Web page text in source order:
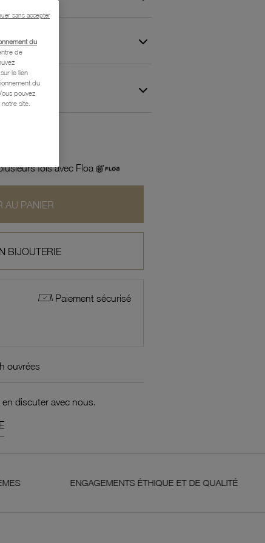
fois avec Floa
AU PANIER
BIJOUTERIE
Paiement sécurisé
ouvrées
discuter avec nous.
ENGAGEMENTS ÉTHIQUE ET DE QUALITÉ
du
de
le lien
du
pouvez
site.
sans accepter